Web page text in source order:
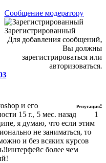
Сообщение модератору
Зарегистрированный
Для добавления сообщений,
Вы должны
зарегистрироваться или
авторизоваться.
и его
15 г., 5 мес. назад
Репутация:
1
я думаю, что если этим
не заниматься, то
и без всяких курсов
более чем